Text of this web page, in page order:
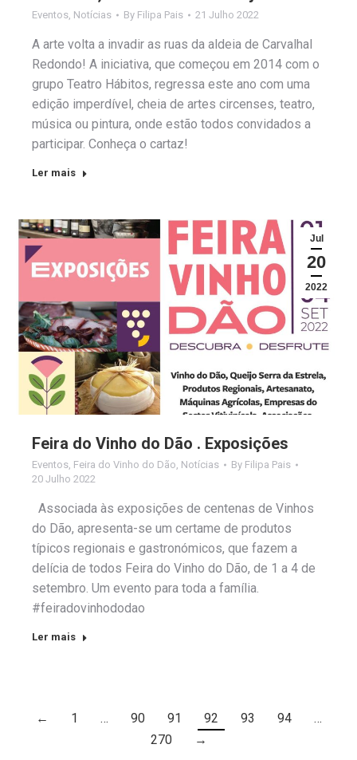
Eventos, Notícias By Filipa Pais 21 Julho 2022
A arte volta a invadir as ruas da aldeia de Carvalhal
Redondo! A iniciativa, que começou em 2014 com o
grupo Teatro Hábitos, regressa este ano com uma
edição imperdível, cheia de artes circenses, teatro,
música ou pintura, onde estão todos convidados a
participar. Conheça o cartaz!
Ler mais
Jul
20
2022
Feira do Vinho do Dão . Exposições
Eventos Feira do Vinho do Dão Notícias By Filipa Pais
20 Julho 2022
Associada às exposições de centenas de Vinhos
do Dão, apresenta-se um certame de produtos
típicos regionais e gastronómicos, que fazem a
delícia de todos Feira do Vinho do Dão, de 1 a 4 de
setembro. Um evento para toda a família.
#feiradovinhododao
Ler mais
← 1 … 90 91 92 93 94
…
270
→